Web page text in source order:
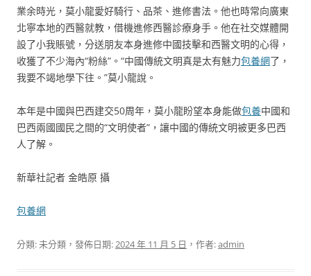
業余時光，莫小龍愛好騎行、品茶、進修書法。他也時常向廣東
北寧本地的西醫就教，借機進修西醫診療身手。他在社交媒體開
設了小我賬號，分送朋友本身進修中國技擊和西醫文明的心得，
收獲了不少海內“粉絲”。“中國傳統文明真是太有魅力包養網了，
我要不竭地學下往。”莫小龍說。
本年是中國與巴西建交50周年，莫小龍盼望本身能做包養中國和
巴西兩國國民之間的“文明使者”，讓中國的傳統文明被更多巴西
人了解。
新華社記者 金皓原 攝
包養網
分類: 未分類，發佈日期:2024 年 11 月 5 日 ，作者:admin